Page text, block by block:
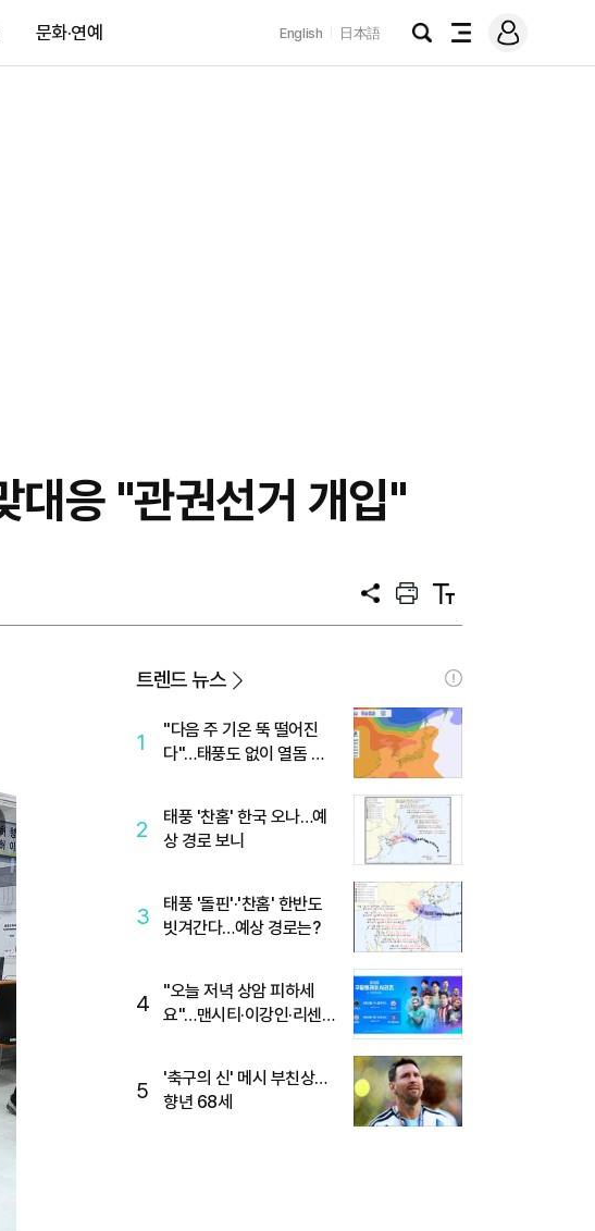
문화·연예 English 日本語
검
전
메
그
대응 "관권선거 개입"
공
프
트
텍
트
트렌드 뉴스
1
"다음 주 기온 뚝 떨어진
다"…태풍도 없이 열돔 박
2
태풍 '찬홈' 한국 오나…예
상 경로 보니
3
태풍 '돌핀'·'찬홈' 한반도
빗겨간다…예상 경로는?
4
"오늘 저녁 상암 피하세
요"…맨시티·이강인·리센느
5
'축구의 신' 메시 부친상…
향년 68세